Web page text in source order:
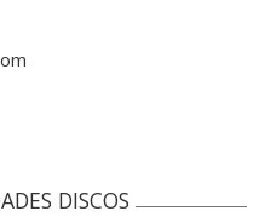
DISCOS